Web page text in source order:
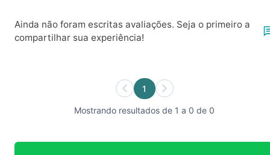
Ainda não foram escritas avaliações. Seja o primeiro a
compartilhar sua experiência!
1
Mostrando resultados de 1 a 0 de 0